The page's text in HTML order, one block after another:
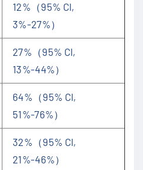
12%（95% CI,
3%-27%）
27%（95% CI,
13%-44%）
64%（95% CI,
51%-76%）
32%（95% CI,
21%-46%）